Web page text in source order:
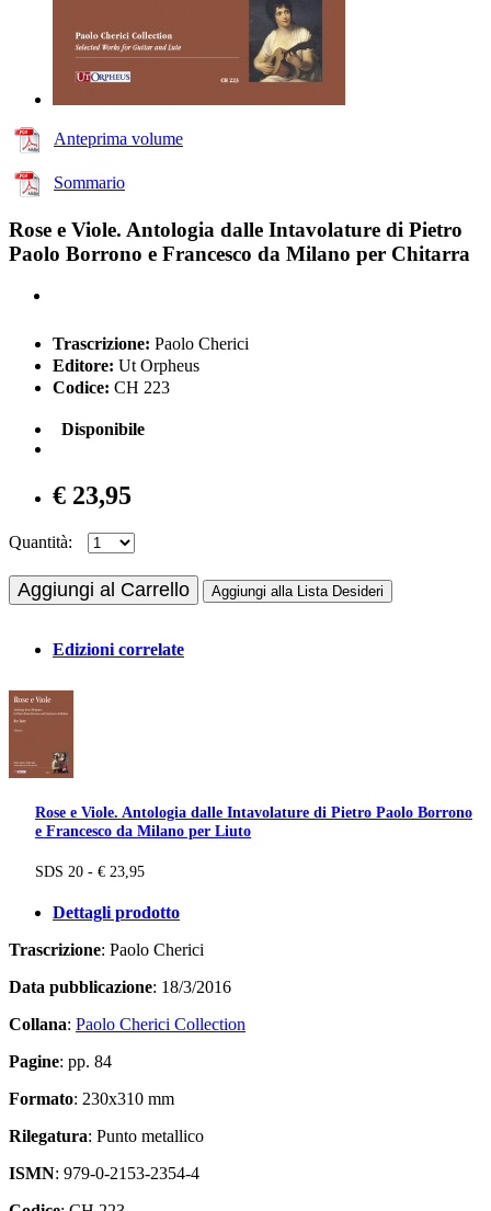
Anteprima volume
Sommario
Rose e Viole. Antologia dalle Intavolature di Pietro
Paolo Borrono e Francesco da Milano per Chitarra
Trascrizione: Paolo Cherici
Editore: Ut Orpheus
Codice: CH 223
Disponibile
€ 23,95
Quantità:
Aggiungi al Carrello Aggiungi alla Lista Desideri
Edizioni correlate
Rose e Viole. Antologia dalle Intavolature di Pietro Paolo Borrono
e Francesco da Milano per Liuto
SDS 20 - € 23,95
Dettagli prodotto
Trascrizione: Paolo Cherici
Data pubblicazione: 18/3/2016
Collana: Paolo Cherici Collection
Pagine: pp. 84
Formato: 230x310 mm
Rilegatura: Punto metallico
ISMN: 979-0-2153-2354-4